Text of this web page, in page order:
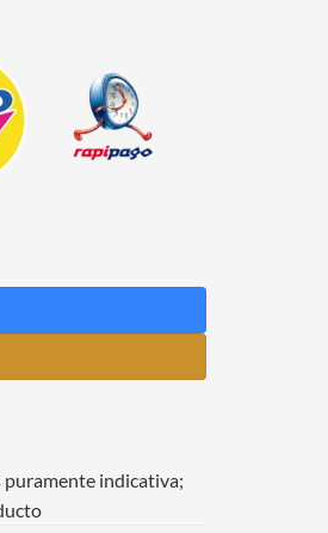
puramente indicativa;